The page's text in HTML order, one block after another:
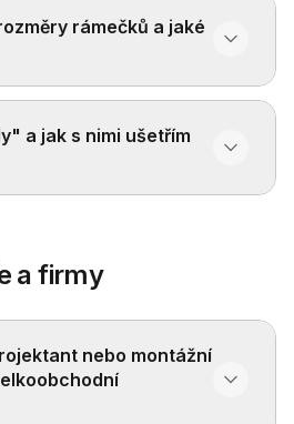
rámečků a jaké
a jak s nimi ušetřím
a firmy
nebo montážní